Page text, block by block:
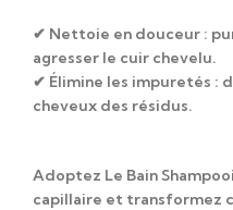
✔ Nettoie en douceur :
agresser le cuir chevelu.
✔ Élimine les impuretés :
cheveux des résidus.
Adoptez Le Bain
capillaire et transformez